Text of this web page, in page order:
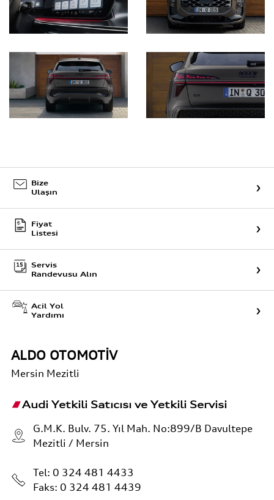
Bize
Ulaşın
Fiyat
Listesi
Servis
Randevusu Alın
Acil Yol
Yardımı
ALDO OTOMOTİV
Mersin Mezitli
Audi Yetkili Satıcısı ve Yetkili Servisi
G.M.K. Bulv. 75. Yıl Mah. No:899/B Davultepe
Mezitli / Mersin
Tel: 0 324 481 4433
Faks: 0 324 481 4439